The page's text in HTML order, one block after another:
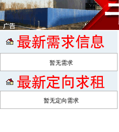
暂无需求
暂无定向需求